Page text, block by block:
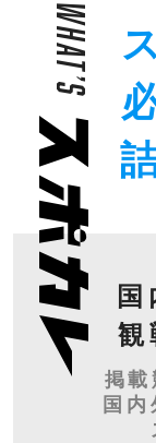
WHAT’S
観
掲載
国